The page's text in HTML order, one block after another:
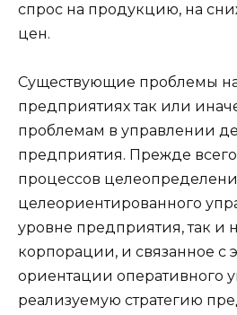
спрос на продукцию, на
цен.
Существующие проблемы
предприятиях так или
проблемам в управлении
предприятия. Прежде всего,
процессов
целеориентированного
уровне предприятия, так и
корпорации, и связанное с
ориентации оперативного
реализуемую стратегию